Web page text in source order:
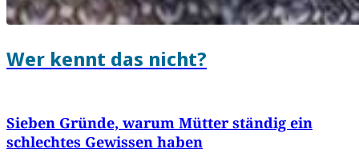
Wer kennt das nicht?
Sieben Gründe, warum Mütter ständig ein
schlechtes Gewissen haben